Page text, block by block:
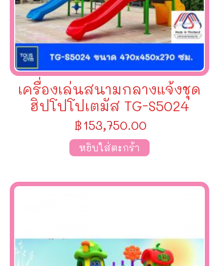
เครื่องเล่นสนามกลางแจ้งชุด
ฮิปโปโปเตมัส TG-S5024
฿153,750.00
หยิบใส่ตะกร้า